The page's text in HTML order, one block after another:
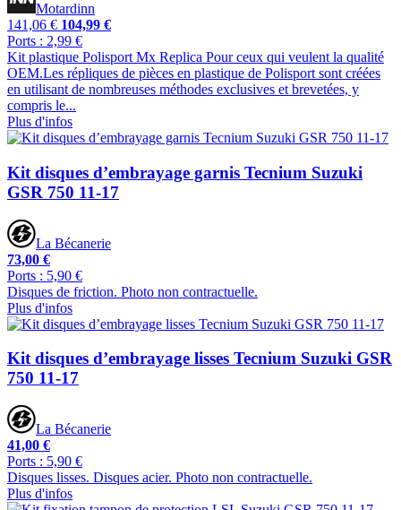
Motardinn
141,06 € 104,99 €
Ports : 2,99 €
Kit plastique Polisport Mx Replica Pour ceux qui veulent la qualité
OEM.Les répliques de pièces en plastique de Polisport sont créées
en utilisant de nombreuses méthodes exclusives et brevetées, y
compris le...
Plus d'infos
Kit disques d’embrayage garnis Tecnium Suzuki
GSR 750 11-17
La Bécanerie
73,00 €
Ports : 5,90 €
Disques de friction. Photo non contractuelle.
Plus d'infos
Kit disques d’embrayage lisses Tecnium Suzuki GSR
750 11-17
La Bécanerie
41,00 €
Ports : 5,90 €
Disques lisses. Disques acier. Photo non contractuelle.
Plus d'infos